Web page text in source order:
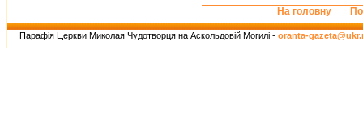
На головну
Парафія Церкви Миколая Чудотворця на Аскольдовій Могилі - oranta-